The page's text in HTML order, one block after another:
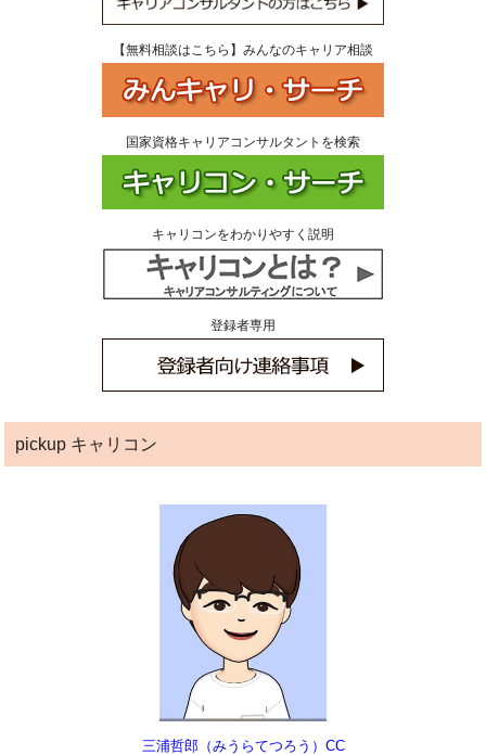
【無料相談はこちら】みんなのキャリア相談
国家資格キャリアコンサルタントを検索
キャリコンをわかりやすく説明
登録者専用
pickup キャリコン
三浦哲郎（みうらてつろう）CC